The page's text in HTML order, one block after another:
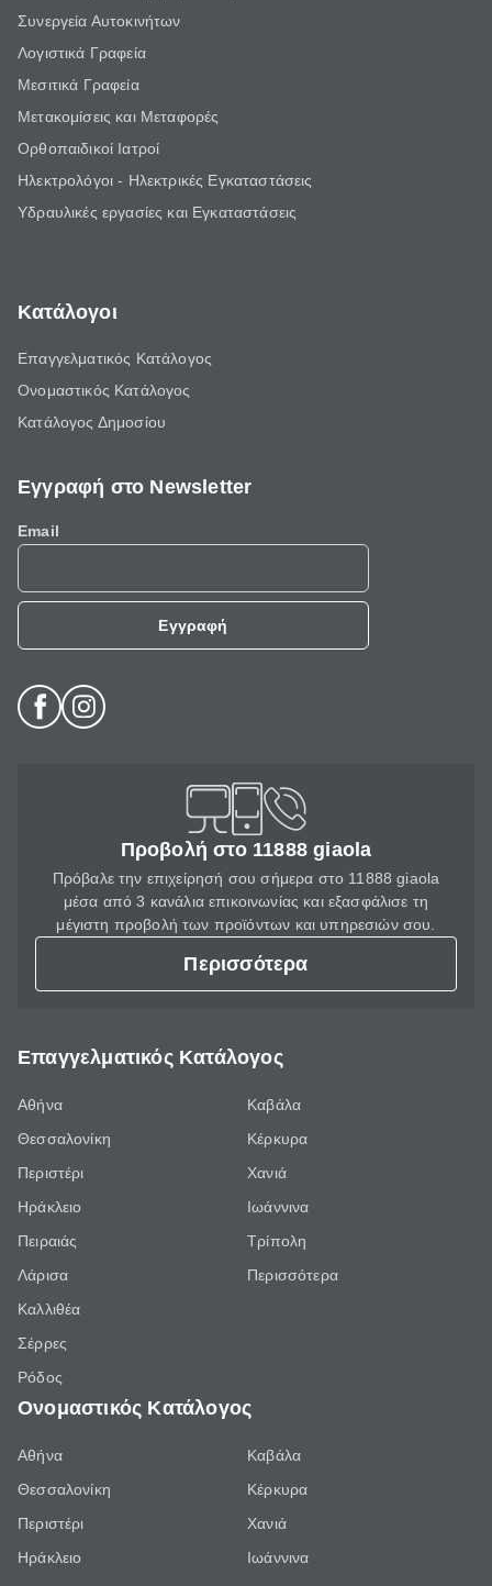
Συνεργεία Αυτοκινήτων
Λογιστικά Γραφεία
Μεσιτικά Γραφεία
Μετακομίσεις και Μεταφορές
Ορθοπαιδικοί Ιατροί
Ηλεκτρολόγοι - Ηλεκτρικές Εγκαταστάσεις
Υδραυλικές εργασίες και Εγκαταστάσεις
Κατάλογοι
Επαγγελματικός Κατάλογος
Ονομαστικός Κατάλογος
Κατάλογος Δημοσίου
Εγγραφή στο Newsletter
Email
Εγγραφή
Προβολή στο 11888 giaola
Πρόβαλε την επιχείρησή σου σήμερα στο 11888 giaola
μέσα από 3 κανάλια επικοινωνίας και εξασφάλισε τη
μέγιστη προβολή των προϊόντων και υπηρεσιών σου.
Περισσότερα
Επαγγελματικός Κατάλογος
Αθήνα
Θεσσαλονίκη
Περιστέρι
Ηράκλειο
Πειραιάς
Λάρισα
Καλλιθέα
Σέρρες
Ρόδος
Καβάλα
Κέρκυρα
Χανιά
Ιωάννινα
Τρίπολη
Περισσότερα
Ονομαστικός Κατάλογος
Αθήνα
Θεσσαλονίκη
Περιστέρι
Ηράκλειο
Καβάλα
Κέρκυρα
Χανιά
Ιωάννινα